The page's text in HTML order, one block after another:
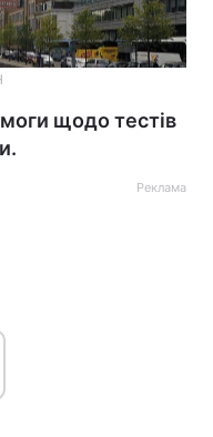
щодо тестів
Реклама